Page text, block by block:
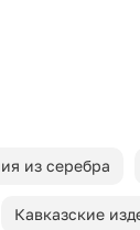
из серебра
Кавказские